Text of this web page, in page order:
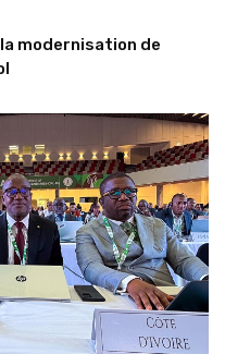
la modernisation de